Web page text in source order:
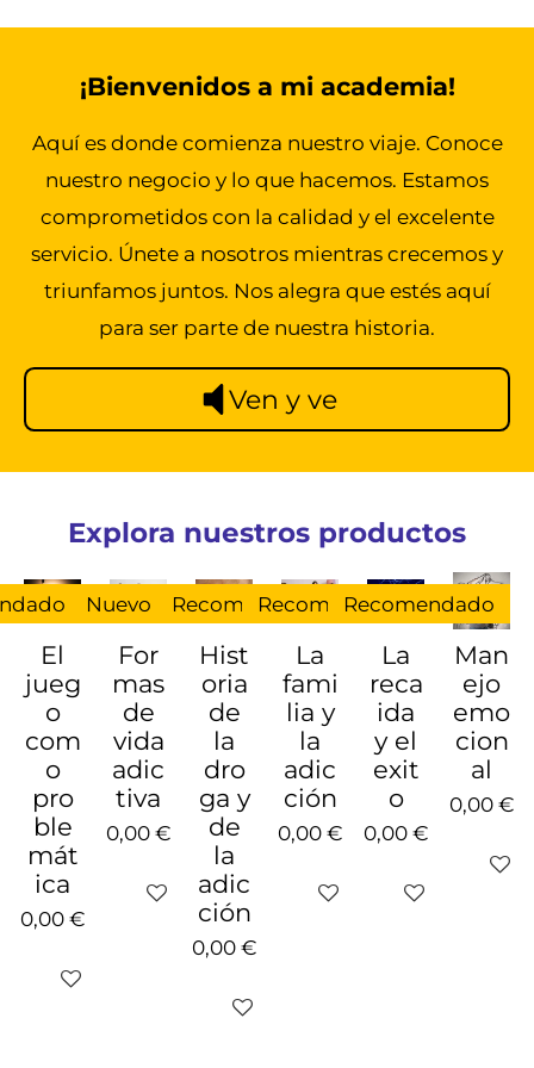
¡Bienvenidos a mi academia!
Aquí es donde comienza nuestro viaje. Conoce
nuestro negocio y lo que hacemos. Estamos
comprometidos con la calidad y el excelente
servicio. Únete a nosotros mientras crecemos y
triunfamos juntos. Nos alegra que estés aquí
para ser parte de nuestra historia.
Ven y ve
Explora nuestros productos
El
jueg
o
com
o
pro
ble
mát
ica
0,00 €
Deshabilitado
Nuevo
For
mas
de
vida
adic
tiva
0,00 €
Deshabilitado
Oferta
Hist
oria
de
la
dro
ga y
de
la
adic
ción
0,00 €
Deshabilitado
Recomendado
La
fami
lia y
la
adic
ción
0,00 €
Deshabilitado
Recomendado
La
reca
ida
y el
exit
o
0,00 €
Deshabilitado
Recomendado
Man
ejo
emo
cion
al
0,00 €